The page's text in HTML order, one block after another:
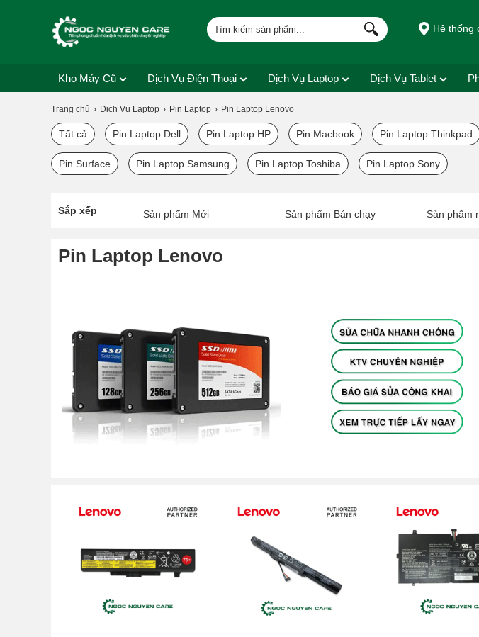
Hệ thống
Kho Máy Cũ Dịch Vụ Điện Thoại Dịch Vụ Laptop Dịch Vụ Tablet
Trang chủ Dịch Vụ Laptop Pin Laptop Pin Laptop Lenovo
Tất cả Pin Laptop Dell Pin Laptop HP Pin Macbook Pin Laptop Thinkpad
Pin Surface Pin Laptop Samsung Pin Laptop Toshiba Pin Laptop Sony
Sắp xếp Sản phẩm Mới Sản phẩm Bán chạy Sản phẩm
Pin Laptop Lenovo